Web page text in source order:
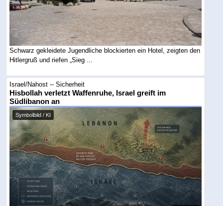
Schwarz gekleidete Jugendliche blockierten ein Hotel, zeigten den
Hitlergruß und riefen „Sieg ...
Israel/Nahost -- Sicherheit
Hisbollah verletzt Waffenruhe, Israel greift im
Südlibanon an
Symbolbild / KI